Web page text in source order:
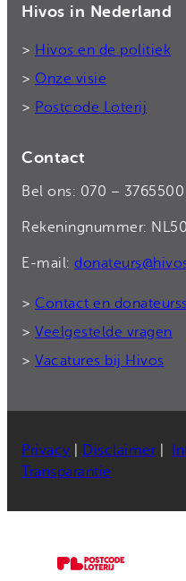
Hivos in Nederland
> Hivos en de politiek
> Onze visie
> Postcode Loterij
Contact
Bel ons: 070 – 3765500
Rekeningnummer:
E-mail:
> Contact en
> Veelgestelde vragen
> Vacatures bij Hivos
Privacy Disclaimer|
Transparantie